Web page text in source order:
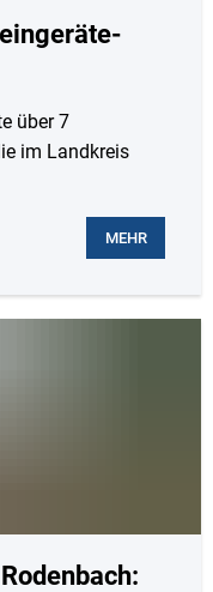
über 7
im Landkreis
MEHR